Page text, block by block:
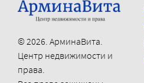
© 2026. АрминаВита.
Центр недвижимости и
права.